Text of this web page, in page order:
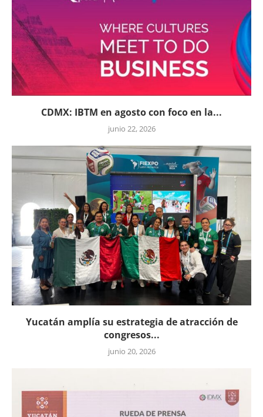
CDMX: IBTM en agosto con foco en la...
junio 22, 2026
Yucatán amplía su estrategia de atracción de
congresos...
junio 20, 2026